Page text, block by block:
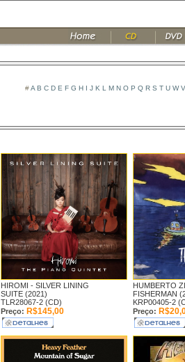
#A B C D E F G H I J K L M N O P Q R S T U W V
HIROMI - SILVER LINING
SUITE (2021)
TLR28067-2 (CD)
Preço: R$145,00
HUMBERTO
FISHERMAN
KRP00405-2
Preço: